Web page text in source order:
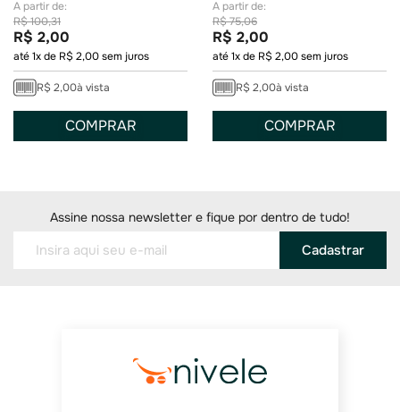
R$100,31
R$ 2,00
até1x de R$2,00sem juros
R$ 2,00à vista
COMPRAR
R$75,06
R$ 2,00
até1x de R$2,00sem juros
R$ 2,00à vista
COMPRAR
Assine nossa newsletter e fique por dentro de tudo!
Cadastrar